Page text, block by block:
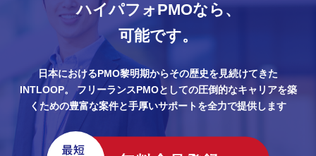
ハイパフォPMOなら、
可能です。
日本におけるPMO黎明期からその歴史を見続けてきた
INTLOOP。
フリーランスPMOとしての圧倒的なキャリアを築
くための豊富な案件と手厚いサポートを全力で提供します